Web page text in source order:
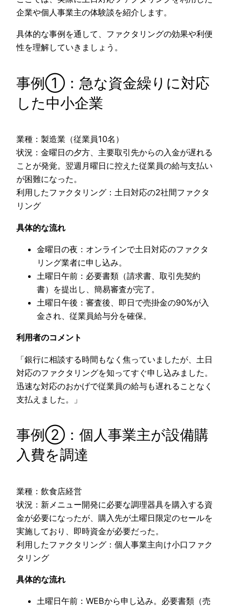
企業や個人事業主の体験談を紹介します。
具体的な事例を通して、ファクタリングの効果や利便
性を理解していきましょう。
事例①：急な資金繰りに対応
した中小企業
業種：製造業（従業員10名）
状況：金曜日の夕方、主要取引先からの入金が遅れる
ことが発覚。翌週月曜日に控えた従業員の給与支払い
が困難になった。
利用したファクタリング：土日対応の2社間ファクタ
リング
具体的な流れ
金曜日の夜：オンラインで土日対応のファクタ
リング業者に申し込み。
土曜日午前：必要書類（請求書、取引先契約
書）を提出し、簡易審査が完了。
土曜日午後：審査後、即日で売掛金の90%が入
金され、従業員給与分を確保。
利用者のコメント
「銀行に相談する時間もなく焦っていましたが、土日
対応のファクタリングを知ってすぐ申し込みました。
迅速な対応のおかげで従業員の給与も遅れることなく
支払えました。」
事例②：個人事業主が設備購
入費を調達
業種：飲食店経営
状況：新メニュー開発に必要な調理器具を購入する資
金が必要になったが、購入先が土曜日限定のセールを
実施しており、即時資金が必要だった。
利用したファクタリング：個人事業主向け小口ファク
タリング
具体的な流れ
土曜日午前：WEBから申し込み。必要書類（売